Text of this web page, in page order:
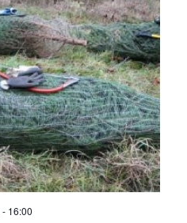
- 16:00